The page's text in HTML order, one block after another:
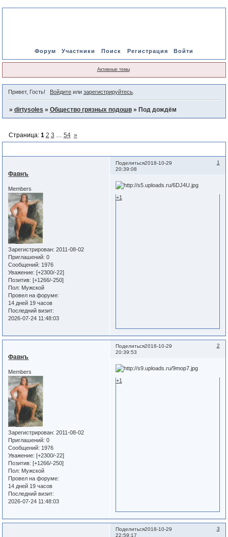
Форум Участники Поиск Регистрация Войти
Активные темы
Привет, Гость! Войдитеили зарегистрируйтесь.
» dirtysoles » Общество грязных подошв » Под дождём
Страница: 1 2 3 … 54 »
Поделиться 1
2018-10-29
20:39:08
Фавнъ
Members
Зарегистрирован: 2011-08-02
Приглашений: 0
Сообщений: 1976
Уважение: [+2300/-22]
Позитив: [+1266/-250]
Пол: Мужской
Провел на форуме:
14 дней 19 часов
Последний визит:
2026-07-24 11:48:03
+1
Поделиться 2
2018-10-29
20:39:53
Фавнъ
Members
Зарегистрирован: 2011-08-02
Приглашений: 0
Сообщений: 1976
Уважение: [+2300/-22]
Позитив: [+1266/-250]
Пол: Мужской
Провел на форуме:
14 дней 19 часов
Последний визит:
2026-07-24 11:48:03
+1
Поделиться 3
2018-10-29
22:59:17